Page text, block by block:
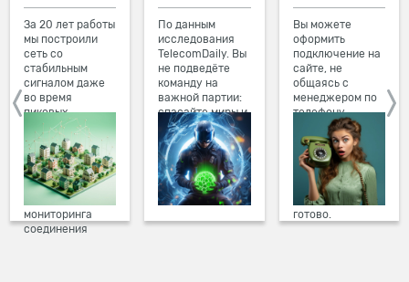
За 20 лет работы
мы построили
сеть со
стабильным
сигналом даже
во время
пиковых
нагрузок в
вечернее время.
Мы постоянно
обновляем наше
оборудование в
домах, а система
мониторинга
соединения
По данным
исследования
TelecomDaily. Вы
не подведёте
команду на
важной партии:
спасайте миры и
побеждайте с
друзьями в
онлайн-играх.
Вы можете
оформить
подключение на
сайте, не
общаясь с
менеджером по
телефону.
Просто в три
клика заполните
форму заявки на
сайте, выберите
дату и время
подключения,
готово.